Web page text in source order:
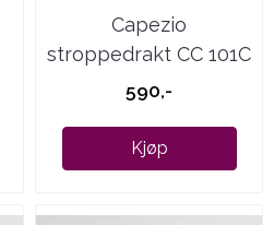
Capezio
stroppedrakt CC 101C
...
590,-
Kjøp